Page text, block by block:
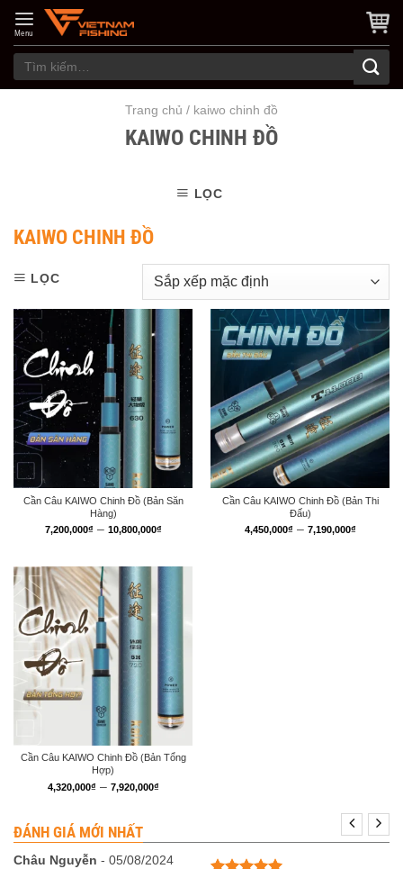
content
Menu
Tìm
kiếm:
Trang chủ / kaiwo chinh đồ
KAIWO CHINH ĐỒ
LỌC
KAIWO CHINH ĐỒ
LỌC
Cần Câu KAIWO Chinh Đồ (Bản Săn
Hàng)
7,200,000₫ – 10,800,000₫Khoảng
7,200,000₫
Cần Câu KAIWO Chinh Đồ (Bản Thi
Đấu)
4,450,000₫ – 7,190,000₫Khoảng
Cần Câu KAIWO Chinh Đồ (Bản Tổng
Hợp)
4,320,000₫ – 7,920,000₫Khoảng
ĐÁNH GIÁ MỚI NHẤT
Châu Nguyễn - 05/08/2024